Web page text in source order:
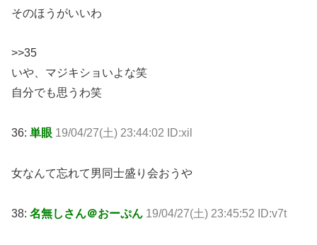
そのほうがいいわ
>>35
いや、マジキショいよな笑
自分でも思うわ笑
36: 単眼 19/04/27(土) 23:44:02 ID:xil
女なんて忘れて男同士盛り会おうや
38: 名無しさん＠おーぷん 19/04/27(土) 23:45:52 ID:v7t